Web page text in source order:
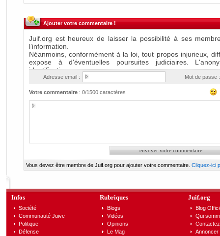
Ajouter votre commentaire !
Adresse email : Mot de passe :
Votre commentaire: 0/1500 caractères
Vous devez être membre de Juif.org pour ajouter votre commentaire. Cliquez-ici
Infos
Société
Communauté Juive
Politique
Défense
Rubriques
Blogs
Vidéos
Opinions
Le Mag
Juif.org
Blog
Qui
Annoncer